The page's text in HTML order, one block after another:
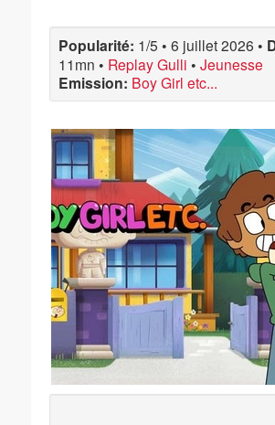
Popularité: 1/5 • 6 juillet 2026 •
11mn • Replay Gulli • Jeunesse
Emission: Boy Girl etc...